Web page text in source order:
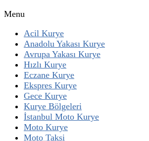
Menu
Acil Kurye
Anadolu Yakası Kurye
Avrupa Yakası Kurye
Hızlı Kurye
Eczane Kurye
Ekspres Kurye
Gece Kurye
Kurye Bölgeleri
İstanbul Moto Kurye
Moto Kurye
Moto Taksi